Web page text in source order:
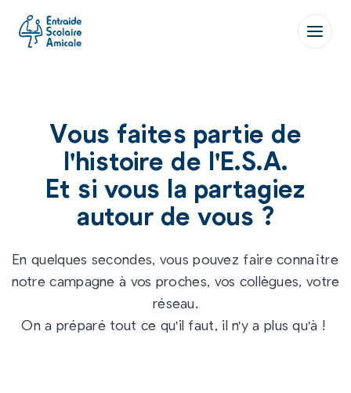
Vous faites partie de
l'histoire de l'E.S.A.
Et si vous la partagiez
autour de vous ?
En quelques secondes, vous pouvez faire connaître
notre campagne à vos proches, vos collègues, votre
réseau.
On a préparé tout ce qu'il faut, il n'y a plus qu'à !